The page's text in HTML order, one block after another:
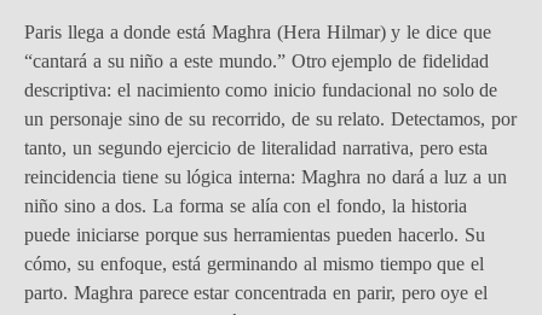
Paris llega a donde está Maghra (Hera Hilmar) y le dice que
“cantará a su niño a este mundo.” Otro ejemplo de fidelidad
descriptiva: el nacimiento como inicio fundacional no solo de
un personaje sino de su recorrido, de su relato. Detectamos, por
tanto, un segundo ejercicio de literalidad narrativa, pero esta
reincidencia tiene su lógica interna: Maghra no dará a luz a un
niño sino a dos. La forma se alía con el fondo, la historia
puede iniciarse porque sus herramientas pueden hacerlo. Su
cómo, su enfoque, está germinando al mismo tiempo que el
parto. Maghra parece estar concentrada en parir, pero oye el